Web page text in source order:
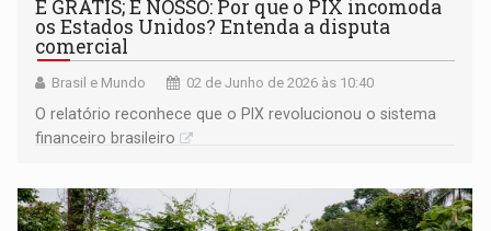
É GRÁTIS; É NOSSO: Por que o PIX incomoda
os Estados Unidos? Entenda a disputa
comercial
Brasil e Mundo 02 de Junho de 2026 às 10:40
O relatório reconhece que o PIX revolucionou o sistema
financeiro brasileiro